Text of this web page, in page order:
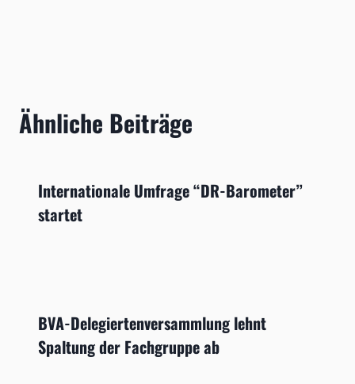
Ähnliche Beiträge
Internationale Umfrage “DR-Barometer”
startet
BVA-Delegiertenversammlung lehnt
Spaltung der Fachgruppe ab